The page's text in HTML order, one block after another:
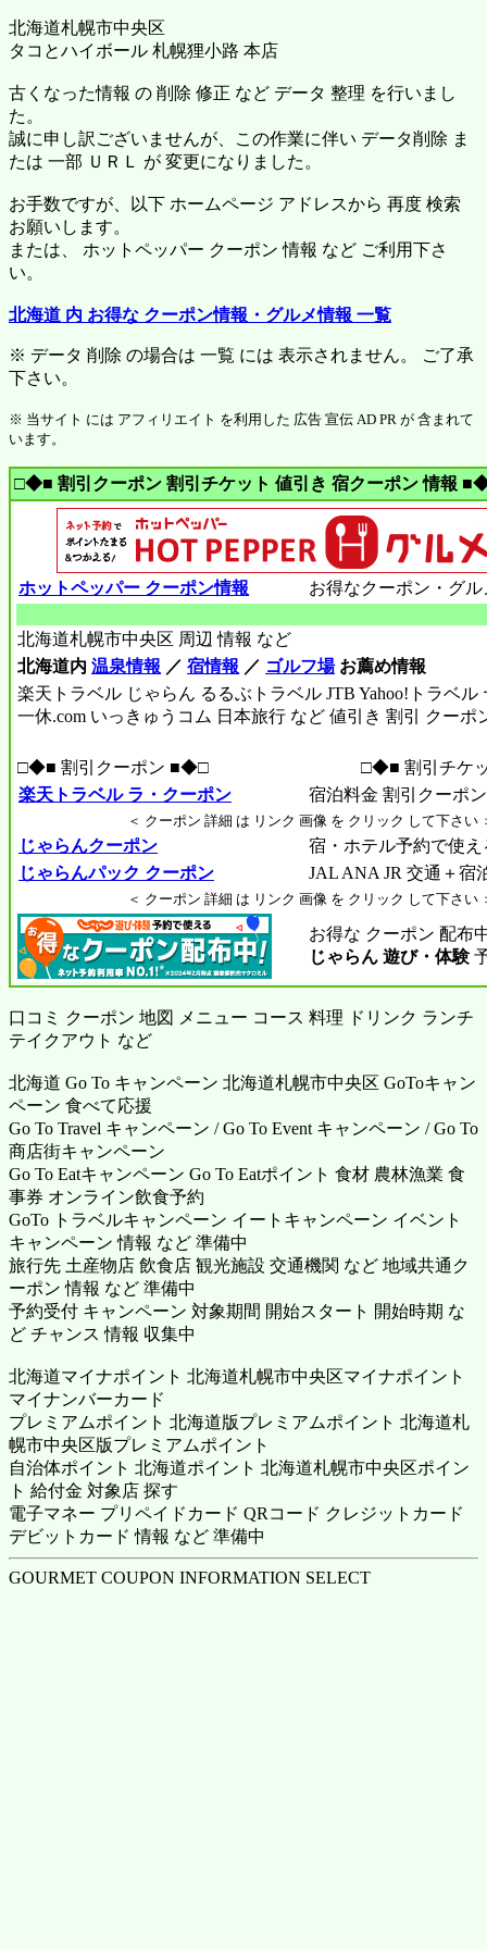
北海道札幌市中央区
タコとハイボール 札幌狸小路 本店
古くなった情報 の 削除 修正 など データ 整理 を行いまし
た。
誠に申し訳ございませんが、この作業に伴い データ削除 ま
たは 一部 ＵＲＬ が 変更になりました。
お手数ですが、以下 ホームページ アドレスから 再度 検索
お願いします。
または、 ホットペッパー クーポン 情報 など ご利用下さ
い。
北海道 内 お得な クーポン情報・グルメ情報 一覧
※ データ 削除 の場合は 一覧 には 表示されません。 ご了承
下さい。
※ 当サイト には アフィリエイト を利用した 広告 宣伝 AD PR が 含まれて
います。
□◆■ 割引クーポン 割引チケット 値引き 宿クーポン 情報
ホットペッパー クーポン情報 お得なクーポン・グ
北海道札幌市中央区 周辺 情報 など
北海道内 温泉情報 ／ 宿情報 ／ ゴルフ場お薦め情報
楽天トラベル じゃらん るるぶトラベル JTB Yahoo!トラベル
一休.com いっきゅうコム 日本旅行 など 値引き 割引 クーポ
□◆■ 割引クーポン ■◆□
□◆■ 割引チケ
楽天トラベル ラ・クーポン
宿泊料金 割引クーポン
＜ クーポン 詳細 は リンク 画像 を クリック して下さい
じゃらんクーポン
宿・ホテル予約で使
じゃらんパック クーポン
JAL ANA JR 交通＋宿
＜ クーポン 詳細 は リンク 画像 を クリック して下さい
お得な クーポン 配布
じゃらん 遊び・体験
口コミ クーポン 地図 メニュー コース 料理 ドリンク ランチ
テイクアウト など
北海道 Go To キャンペーン 北海道札幌市中央区 GoToキャン
ペーン 食べて応援
Go To Travel キャンペーン / Go To Event キャンペーン / Go To
商店街キャンペーン
Go To Eatキャンペーン Go To Eatポイント 食材 農林漁業 食
事券 オンライン飲食予約
GoTo トラベルキャンペーン イートキャンペーン イベント
キャンペーン 情報 など 準備中
旅行先 土産物店 飲食店 観光施設 交通機関 など 地域共通ク
ーポン 情報 など 準備中
予約受付 キャンペーン 対象期間 開始スタート 開始時期 な
ど チャンス 情報 収集中
北海道マイナポイント 北海道札幌市中央区マイナポイント
マイナンバーカード
プレミアムポイント 北海道版プレミアムポイント 北海道札
幌市中央区版プレミアムポイント
自治体ポイント 北海道ポイント 北海道札幌市中央区ポイン
ト 給付金 対象店 探す
電子マネー プリペイドカード QRコード クレジットカード
デビットカード 情報 など 準備中
GOURMET COUPON INFORMATION SELECT